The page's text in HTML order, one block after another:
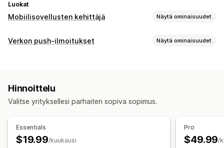
Luokat
Mobiilisovellusten kehittäjä Näytä ominaisuudet
Mukautukset
Reaaliaikainen esikatselu
Hylätty ostoskori
Geolokaatio
Kampanjat Rich media Mukautetut ilmoitukset
Verkon push-ilmoitukset Näytä ominaisuudet
Tuoteilmoitukset
Tervetuloviestit
Tilaajaluettelo
Hinnoittelu
Valitse yrityksellesi parhaiten sopiva sopimus.
Essentials
$19.99/kuukausi
Pro
$49.99/